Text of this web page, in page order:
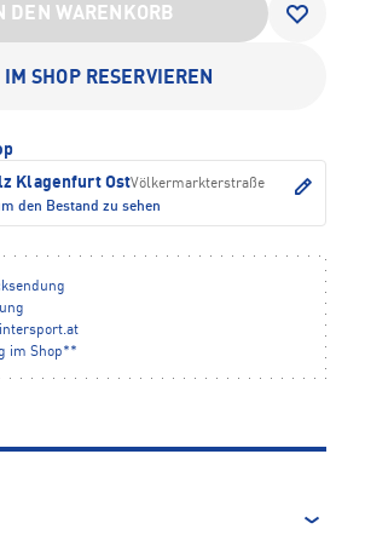
DEN WARENKORB
IM SHOP RESERVIEREN
Klagenfurt OstVölkermarkterstraße
den Bestand zu sehen
intersport.at
im Shop**